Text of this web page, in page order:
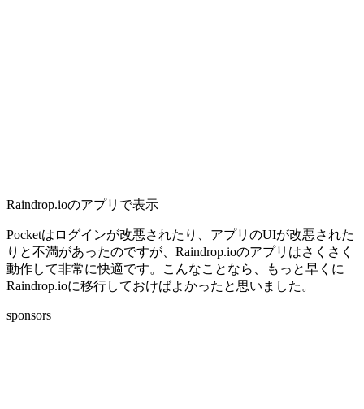
Raindrop.ioのアプリで表示
Pocketはログインが改悪されたり、アプリのUIが改悪された
りと不満があったのですが、Raindrop.ioのアプリはさくさく
動作して非常に快適です。こんなことなら、もっと早くに
Raindrop.ioに移行しておけばよかったと思いました。
sponsors